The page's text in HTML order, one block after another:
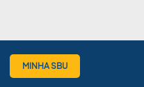
MINHA SBU